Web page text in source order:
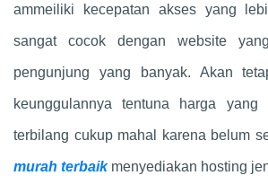
ammeiliki kecepatan akses yang
sangat cocok dengan website
pengunjung yang banyak. Akan
keunggulannya tentuna harga yang
terbilang cukup mahal karena belum
murah terbaikmenyediakan hosting